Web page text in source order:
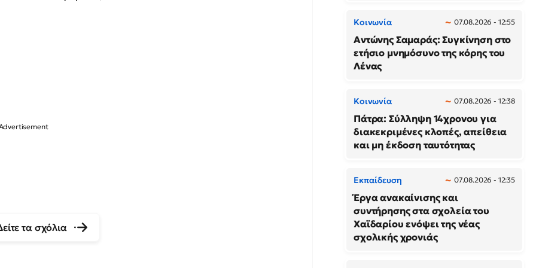
τα σχόλια
Κοινωνία 07.08.2026 - 12:55
Αντώνης Σαμαράς: Συγκίνηση στο
ετήσιο μνημόσυνο της κόρης του
Λένας
Κοινωνία 07.08.2026 - 12:38
Πάτρα: Σύλληψη 14χρονου για
διακεκριμένες κλοπές, απείθεια
και μη έκδοση ταυτότητας
Εκπαίδευση 07.08.2026 - 12:35
Έργα ανακαίνισης και
συντήρησης στα σχολεία του
Χαϊδαρίου ενόψει της νέας
σχολικής χρονιάς